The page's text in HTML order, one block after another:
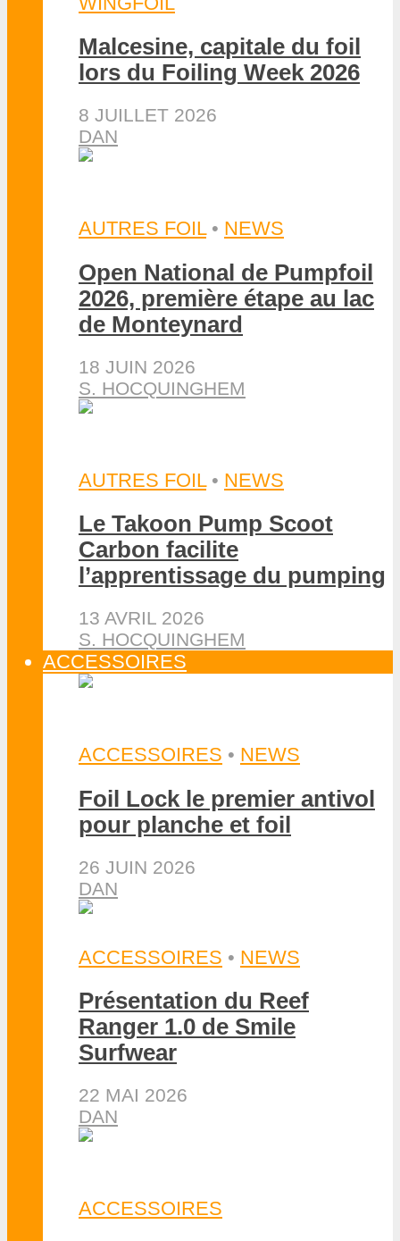
Malcesine, capitale du foil
lors du Foiling Week 2026
8 JUILLET 2026
DAN
AUTRES FOIL • NEWS
Open National de Pumpfoil
2026, première étape au lac
de Monteynard
18 JUIN 2026
S. HOCQUINGHEM
AUTRES FOIL • NEWS
Le Takoon Pump Scoot
Carbon facilite
l’apprentissage du pumping
13 AVRIL 2026
S. HOCQUINGHEM
ACCESSOIRES
ACCESSOIRES • NEWS
Foil Lock le premier antivol
pour planche et foil
26 JUIN 2026
DAN
ACCESSOIRES • NEWS
Présentation du Reef
Ranger 1.0 de Smile
Surfwear
22 MAI 2026
DAN
ACCESSOIRES